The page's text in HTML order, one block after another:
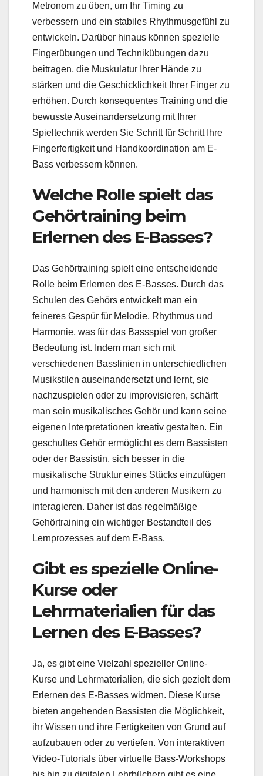
Metronom zu üben, um Ihr Timing zu
verbessern und ein stabiles Rhythmusgefühl zu
entwickeln. Darüber hinaus können spezielle
Fingerübungen und Technikübungen dazu
beitragen, die Muskulatur Ihrer Hände zu
stärken und die Geschicklichkeit Ihrer Finger zu
erhöhen. Durch konsequentes Training und die
bewusste Auseinandersetzung mit Ihrer
Spieltechnik werden Sie Schritt für Schritt Ihre
Fingerfertigkeit und Handkoordination am E-
Bass verbessern können.
Welche Rolle spielt das
Gehörtraining beim
Erlernen des E-Basses?
Das Gehörtraining spielt eine entscheidende
Rolle beim Erlernen des E-Basses. Durch das
Schulen des Gehörs entwickelt man ein
feineres Gespür für Melodie, Rhythmus und
Harmonie, was für das Bassspiel von großer
Bedeutung ist. Indem man sich mit
verschiedenen Basslinien in unterschiedlichen
Musikstilen auseinandersetzt und lernt, sie
nachzuspielen oder zu improvisieren, schärft
man sein musikalisches Gehör und kann seine
eigenen Interpretationen kreativ gestalten. Ein
geschultes Gehör ermöglicht es dem Bassisten
oder der Bassistin, sich besser in die
musikalische Struktur eines Stücks einzufügen
und harmonisch mit den anderen Musikern zu
interagieren. Daher ist das regelmäßige
Gehörtraining ein wichtiger Bestandteil des
Lernprozesses auf dem E-Bass.
Gibt es spezielle Online-
Kurse oder
Lehrmaterialien für das
Lernen des E-Basses?
Ja, es gibt eine Vielzahl spezieller Online-
Kurse und Lehrmaterialien, die sich gezielt dem
Erlernen des E-Basses widmen. Diese Kurse
bieten angehenden Bassisten die Möglichkeit,
ihr Wissen und ihre Fertigkeiten von Grund auf
aufzubauen oder zu vertiefen. Von interaktiven
Video-Tutorials über virtuelle Bass-Workshops